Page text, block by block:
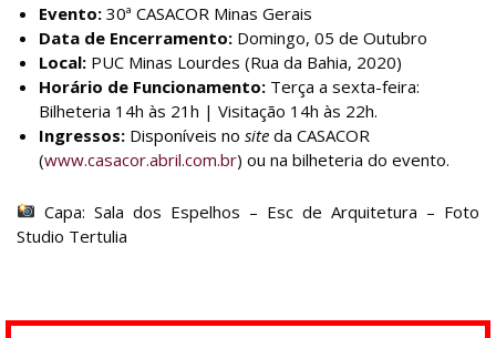
Evento: 30ª CASACOR Minas Gerais
Data de Encerramento: Domingo, 05 de Outubro
Local: PUC Minas Lourdes (Rua da Bahia, 2020)
Horário de Funcionamento: Terça a sexta-feira:
Bilheteria 14h às 21h | Visitação 14h às 22h.
Ingressos: Disponíveis no site da CASACOR
(www.casacor.abril.com.br) ou na bilheteria do evento.
Capa: Sala dos Espelhos – Esc de Arquitetura – Foto
Studio Tertulia